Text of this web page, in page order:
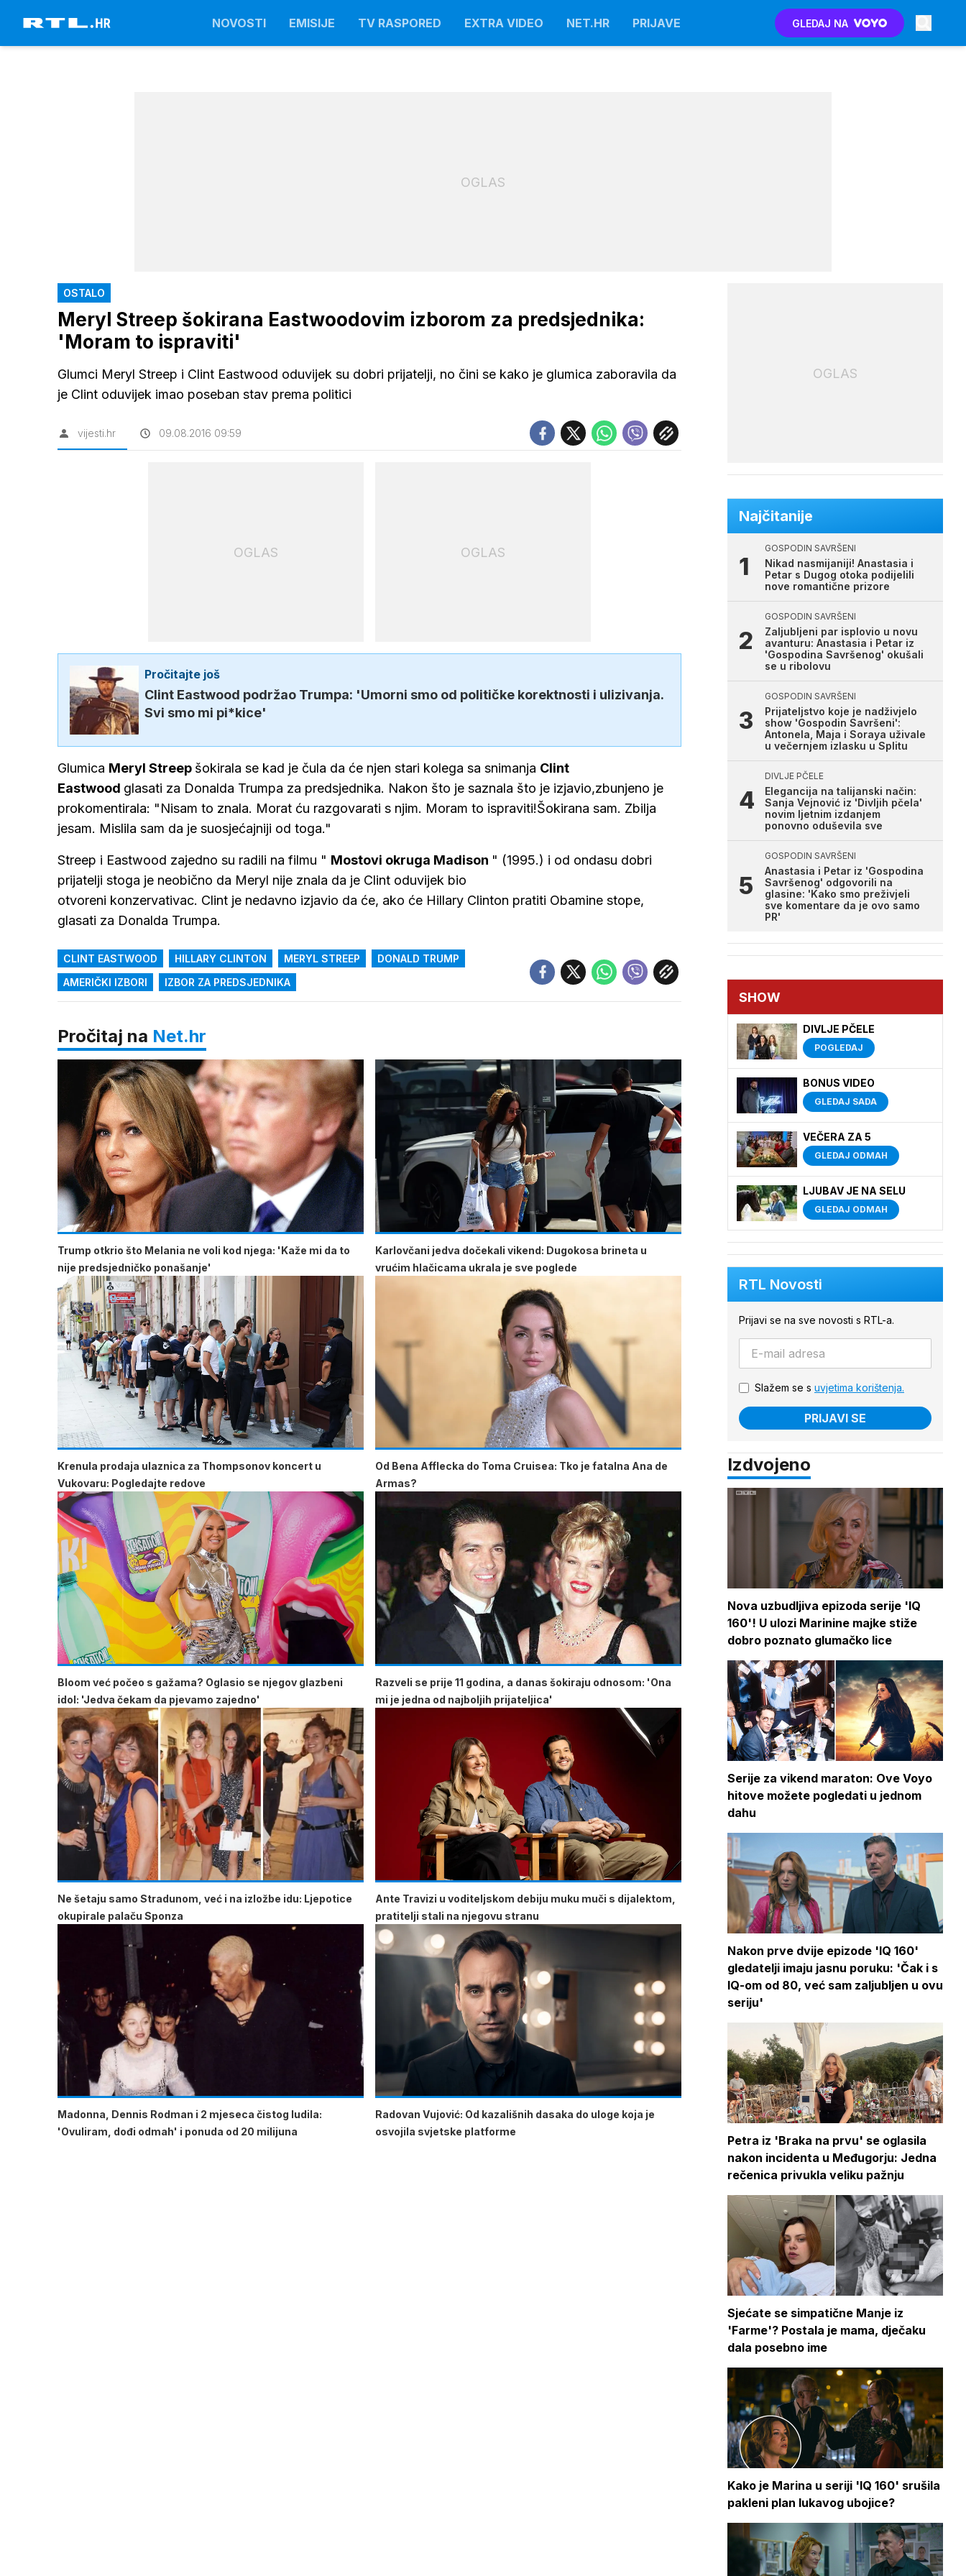
NOVOSTI EMISIJE TV RASPORED EXTRA VIDEO NET.HR PRIJAVE GLEDAJ NA
OGLAS
OSTALO
Meryl Streep šokirana Eastwoodovim izborom za predsjednika:
'Moram to ispraviti'
Glumci Meryl Streep i Clint Eastwood oduvijek su dobri prijatelji, no čini se kako je glumica zaboravila da
je Clint oduvijek imao poseban stav prema politici
vijesti.hr 09.08.2016 09:59
OGLAS OGLAS
Pročitajte još
Clint Eastwood podržao Trumpa: 'Umorni smo od političke korektnosti i ulizivanja.
Svi smo mi pi*kice'
Glumica Meryl Streep šokirala se kad je čula da će njen stari kolega sa snimanja Clint
Eastwood glasati za Donalda Trumpa za predsjednika. Nakon što je saznala što je izjavio,zbunjeno je
prokomentirala: "Nisam to znala. Morat ću razgovarati s njim. Moram to ispraviti!Šokirana sam. Zbilja
jesam. Mislila sam da je suosjećajniji od toga."
Streep i Eastwood zajedno su radili na filmu " Mostovi okruga Madison " (1995.) i od ondasu dobri
prijatelji stoga je neobično da Meryl nije znala da je Clint oduvijek bio
otvoreni konzervativac. Clint je nedavno izjavio da će, ako će Hillary Clinton pratiti Obamine stope,
glasati za Donalda Trumpa.
CLINT EASTWOOD HILLARY CLINTON MERYL STREEP
DONALD TRUMP
AMERIČKI IZBORI
IZBOR ZA PREDSJEDNIKA
Pročitaj na Net.hr
Trump otkrio što Melania ne voli kod njega: 'Kaže mi da to
nije predsjedničko ponašanje'
Karlovčani jedva dočekali vikend: Dugokosa brineta u
vrućim hlačicama ukrala je sve poglede
Krenula prodaja ulaznica za Thompsonov koncert u
Vukovaru: Pogledajte redove
Od Bena Afflecka do Toma Cruisea: Tko je fatalna Ana de
Armas?
Bloom već počeo s gažama? Oglasio se njegov glazbeni
idol: 'Jedva čekam da pjevamo zajedno'
Razveli se prije 11 godina, a danas šokiraju odnosom: 'Ona
mi je jedna od najboljih prijateljica'
Ne šetaju samo Stradunom, već i na izložbe idu: Ljepotice
okupirale palaču Sponza
Ante Travizi u voditeljskom debiju muku muči s dijalektom,
pratitelji stali na njegovu stranu
Madonna, Dennis Rodman i 2 mjeseca čistog ludila:
'Ovuliram, dođi odmah' i ponuda od 20 milijuna
Radovan Vujović: Od kazališnih dasaka do uloge koja je
osvojila svjetske platforme
OGLAS
Najčitanije
GOSPODIN SAVRŠENI
Nikad nasmijaniji! Anastasia i
Petar s Dugog otoka podijelili
nove romantične prizore
GOSPODIN SAVRŠENI
Zaljubljeni par isplovio u novu
avanturu: Anastasia i Petar iz
'Gospodina Savršenog' okušali
se u ribolovu
GOSPODIN SAVRŠENI
Prijateljstvo koje je nadživjelo
show 'Gospodin Savršeni':
Antonela, Maja i Soraya uživale
u večernjem izlasku u Splitu
DIVLJE PČELE
Elegancija na talijanski način:
Sanja Vejnović iz 'Divljih pčela'
novim ljetnim izdanjem
ponovno oduševila sve
GOSPODIN SAVRŠENI
Anastasia i Petar iz 'Gospodina
Savršenog' odgovorili na
glasine: 'Kako smo preživjeli
sve komentare da je ovo samo
PR'
SHOW
DIVLJE PČELE
POGLEDAJ
BONUS VIDEO
GLEDAJ SADA
VEČERA ZA 5
GLEDAJ ODMAH
LJUBAV JE NA SELU
GLEDAJ ODMAH
RTL Novosti
Prijavi se na sve novosti s RTL-a.
Slažem se s uvjetima korištenja.
PRIJAVI SE
Izdvojeno
Nova uzbudljiva epizoda serije 'IQ
160'! U ulozi Marinine majke stiže
dobro poznato glumačko lice
Serije za vikend maraton: Ove Voyo
hitove možete pogledati u jednom
dahu
Nakon prve dvije epizode 'IQ 160'
gledatelji imaju jasnu poruku: 'Čak i s
IQ-om od 80, već sam zaljubljen u ovu
seriju'
Petra iz 'Braka na prvu' se oglasila
nakon incidenta u Međugorju: Jedna
rečenica privukla veliku pažnju
Sjećate se simpatične Manje iz
'Farme'? Postala je mama, dječaku
dala posebno ime
Kako je Marina u seriji 'IQ 160' srušila
pakleni plan lukavog ubojice?